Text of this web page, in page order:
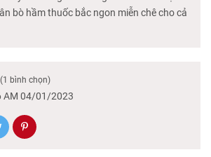
bò hầm thuốc bắc ngon miễn chê cho cả
(1 bình chọn)
AM 04/01/2023